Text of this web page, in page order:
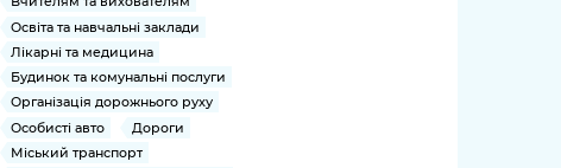
Освіта та навчальні заклади
Лікарні та медицина
Будинок та комунальні послуги
Організація дорожнього руху
Особисті авто
Дороги
Міський транспорт